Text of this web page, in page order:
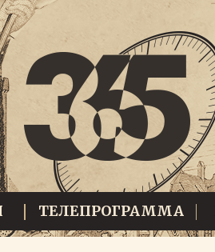
ТЕЛЕПРОГРАММА